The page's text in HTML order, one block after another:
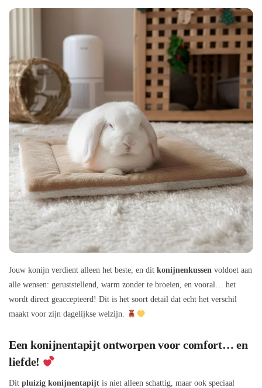
Jouw konijn verdient alleen het beste, en dit konijnenkussen voldoet aan
alle wensen: geruststellend, warm zonder te broeien, en vooral… het
wordt direct geaccepteerd! Dit is het soort detail dat echt het verschil
maakt voor zijn dagelijkse welzijn.
Een konijnentapijt ontworpen voor comfort… en
liefde!
Dit pluizig konijnentapijt is niet alleen schattig, maar ook speciaal